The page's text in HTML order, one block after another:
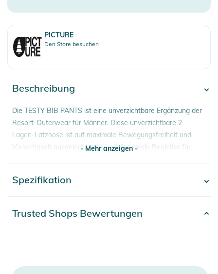
PICTURE
Den Store besuchen
Beschreibung
Die TESTY BIB PANTS ist eine unverzichtbare Ergänzung der
Resort-Outerwear für Männer. Diese unverzichtbare 2-
Lagen-Latzhose ist auf maximale Bewegungsfreiheit und
Vielseitigkeit ausgelegt und damit der ideale Begleiter für
Diese Hose aus 2-lagigem Dobby Material, das zu 64% aus
Recycling-Polyester und zu 36% aus Polyester besteht, ist
nachhaltige Herstellung.
versiegelten Nähten ausgestattet, die für zuverlässige
- Mehr anzeigen -
Spezifikation
Trusted Shops Bewertungen